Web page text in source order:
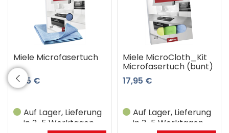
Miele Microfasertuch
8,45 €
Auf Lager, Lieferung
in 3-5 Werktagen
Miele MicroCloth_Kit
Microfasertuch (bunt)
17,95 €
Auf Lager, Lieferung
in 3-5 Werktagen